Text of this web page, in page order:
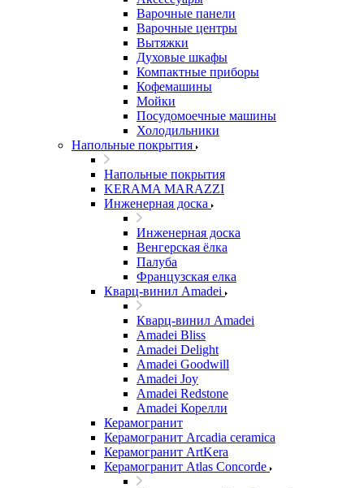
Варочные панели
Варочные центры
Вытяжки
Духовые шкафы
Компактные приборы
Кофемашины
Мойки
Посудомоечные машины
Холодильники
Напольные покрытия
Напольные покрытия
KERAMA MARAZZI
Инженерная доска
Инженерная доска
Венгерская ёлка
Палуба
Французская елка
Кварц-винил Amadei
Кварц-винил Amadei
Amadei Bliss
Amadei Delight
Amadei Goodwill
Amadei Joy
Amadei Redstone
Amadei Корелли
Керамогранит
Керамогранит Arcadia ceramica
Керамогранит ArtKera
Керамогранит Atlas Concorde